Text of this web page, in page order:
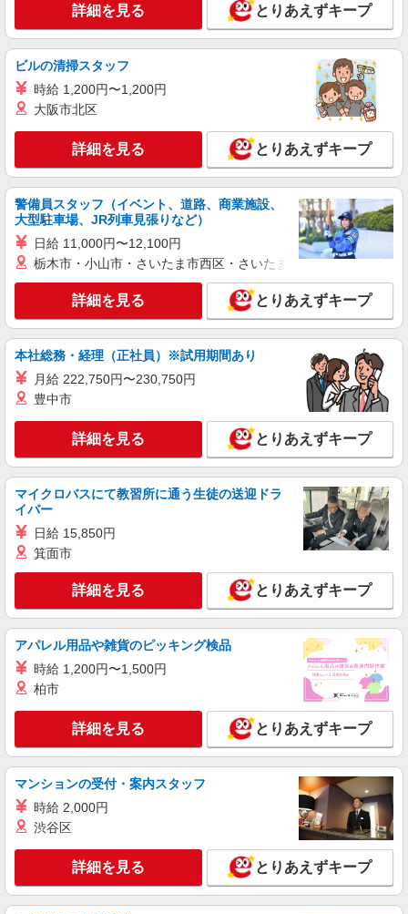
≪茅野市≫夜勤なし！未経験・ブランクOKの
時給1500円〜2125円 ＜日払い有/週払い有/交
通費全支給(ガソリン代含む)＞
茅野市
キープ 詳細を見る
派遣社員
株式会社kotrio /●MT-H-2067989
茅野市｜まずは送迎業務で活躍しよう◎デイサ
ービスSTAFF
時給1500円〜2125円 ＜日払い有/週払い有/交
通費全支給(ガソリン代含む)＞
茅野市ほか 周辺エリア多数
キープ 詳細を見る
派遣社員
株式会社kotrio /●MT-H-2028601
≪茅野市≫日勤のみ＆残業ナシ！お迎えに間に
合うデイサービス
時給1500円〜2125円 ＜日払い有/週払い有/交
通費全支給(ガソリン代含む)＞
茅野市
キープ 詳細を見る
株式会社kotrio /●MT-H-1811318
障がい者デイで送迎、見守りなど★茅野市★運
転できる方急募
時給1500円〜2125円 ＜日払い有/週払い有/交
通費全支給(ガソリン代含む)＞
キープ 詳細を見る
派遣社員
株式会社kotrio /●MT-H-2066907
茅野市＊グループホームSTAFF＊経験不問◎
時給1500円〜2125円 ＜日払い有/週払い有/交
通費全支給(ガソリン代含む)＞
茅野市ほか 周辺エリア多数
詳細を見る とりあえずキープ
ビルの清掃スタッフ
時給 1,200円〜1,200円
大阪市北区
詳細を見る とりあえずキープ
警備員スタッフ（イベント、道路、商業施設、
大型駐車場、JR列車見張りなど）
日給 11,000円〜12,100円
栃木市・小山市・さいたま市西区・さいたま市岩槻区・久喜市・
詳細を見る とりあえずキープ
本社総務・経理（正社員）※試用期間あり
月給 222,750円〜230,750円
豊中市
詳細を見る とりあえずキープ
マイクロバスにて教習所に通う生徒の送迎ドラ
イバー
日給 15,850円
箕面市
詳細を見る とりあえずキープ
アパレル用品や雑貨のピッキング検品
時給 1,200円〜1,500円
柏市
詳細を見る とりあえずキープ
マンションの受付・案内スタッフ
時給 2,000円
渋谷区
詳細を見る とりあえずキープ